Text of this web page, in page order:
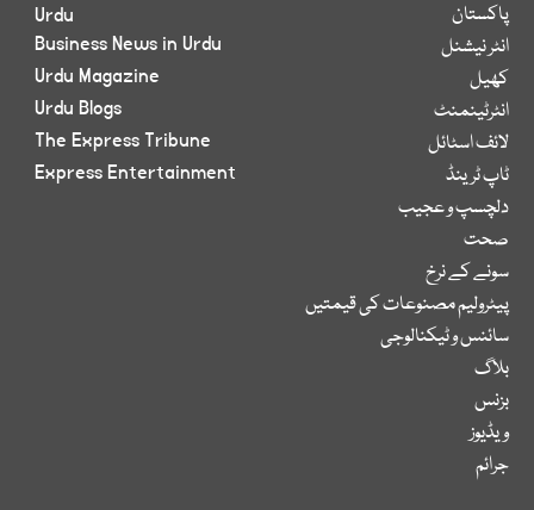
پاکستان
انٹر نیشنل
کھیل
انٹرٹینمنٹ
لائف اسٹائل
ٹاپ ٹرینڈ
دلچسپ و عجیب
صحت
سونے کے نرخ
پیٹرولیم مصنوعات کی قیمتیں
سائنس و ٹیکنالوجی
بلاگ
بزنس
ویڈیوز
جرائم
Urdu
Business News in Urdu
Urdu Magazine
Urdu Blogs
The Express Tribune
Express Entertainment